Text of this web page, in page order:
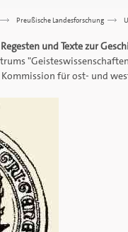
>>> Preußische Landesforschung >>>
und Texte zur
für ost- und